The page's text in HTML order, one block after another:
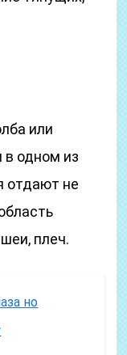
или
в одном из
отдают не
плеч.
но